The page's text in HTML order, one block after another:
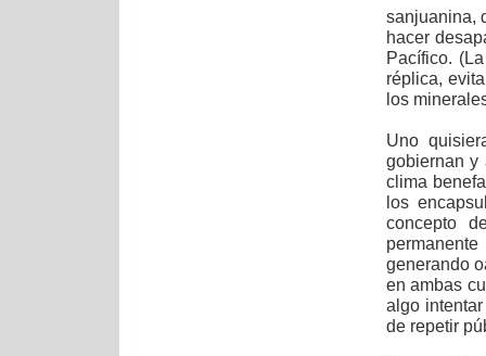
sanjuanina,
hacer
Pacífico.
réplica,
los
Uno
gobiernan y
clima
los
concepto
generando
en ambas
algo
de repetir